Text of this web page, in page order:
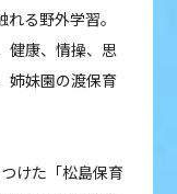
る野外学習。
健康、情操、思
姉妹園の渡保育
けた「松島保育